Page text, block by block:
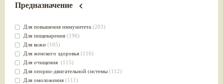
Предназначение
Для повышения иммунитета (203)
Для пищеварения (196)
Для кожи (165)
Для женского здоровья (116)
Для очищения (115)
Для опорно-двигательной системы (112)
Для омоложения (111)